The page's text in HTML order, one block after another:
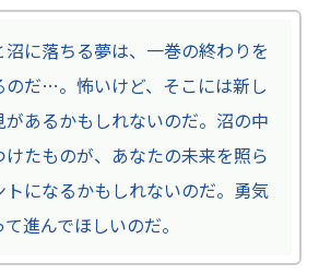
沼に落ちる夢は、一巻の終わりを
のだ…。怖いけど、そこには新し
があるかもしれないのだ。沼の中
けたものが、あなたの未来を照ら
トになるかもしれないのだ。勇気
進んでほしいのだ。